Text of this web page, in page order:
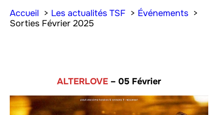
Accueil Les actualités TSF
Événements
Sorties Février 2025
ALTERLOVE – 05 Février